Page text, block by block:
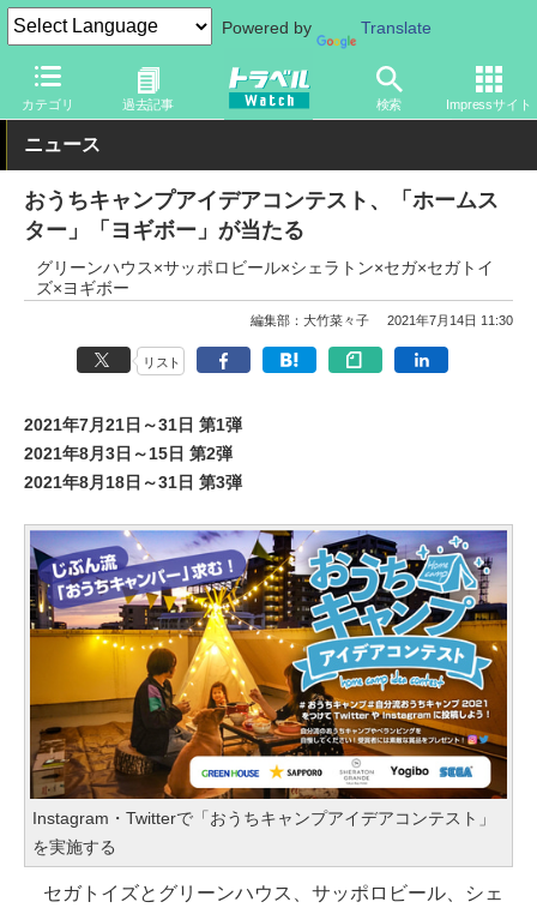
Powered by Translate
カテゴリ 過去記事 検索 Impressサイト
トラベル Watch 旅の情報 書籍・Web Webサイト
ニュース
おうちキャンプアイデアコンテスト、「ホームス
ター」「ヨギボー」が当たる
グリーンハウス×サッポロビール×シェラトン×セガ×セガトイ
ズ×ヨギボー
編集部：大竹菜々子 2021年7月14日 11:30
リスト
2021年7月21日～31日 第1弾
2021年8月3日～15日 第2弾
2021年8月18日～31日 第3弾
Instagram・Twitterで「おうちキャンプアイデアコンテスト」
を実施する
セガトイズとグリーンハウス、サッポロビール、シェ